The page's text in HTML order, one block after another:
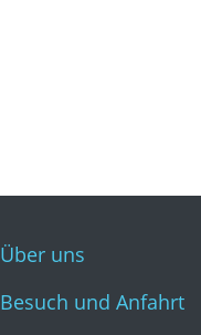
Über uns
Besuch und Anfahrt